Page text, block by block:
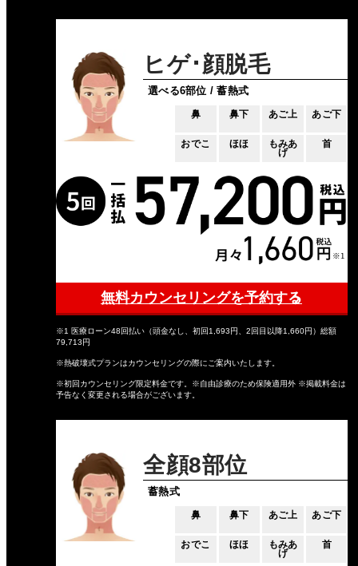
ヒゲ･顔脱毛
選べる6部位 / 蓄熱式
鼻 鼻下 あご上 あご下
おでこ ほほ もみあ
げ
首
無料カウンセリングを予約する
※1 医療ローン48回払い（頭金なし、初回1,693円、2回目以降1,660円）総額
79,713円
※熱破壊式プランはカウンセリングの際にご案内いたします。
※初回カウンセリング限定料金です。※自由診療のため保険適用外 ※掲載料金は
予告なく変更される場合がございます。
全顔8部位
蓄熱式
鼻 鼻下 あご上 あご下
おでこ ほほ もみあ
げ
首